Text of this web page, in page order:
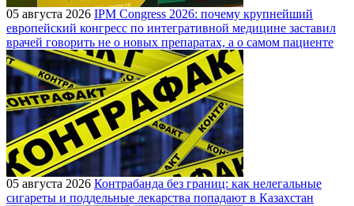
05 августа 2026 IPM Congress 2026: почему крупнейший
европейский конгресс по интегративной медицине заставил
врачей говорить не о новых препаратах, а о самом пациенте
05 августа 2026 Контрабанда без границ: как нелегальные
сигареты и поддельные лекарства попадают в Казахстан